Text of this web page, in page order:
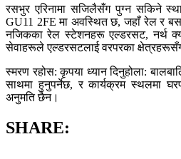
रसभुर एरिनामा सजिलैसँग पुग्न सकिने
GU11 2FE मा अवस्थित छ, जहाँ रेल र
नजिकका रेल स्टेशनहरू एल्डरसट, नर्थ
सेवाहरूले एल्डरसटलाई वरपरका
स्मरण रहोस: कृपया ध्यान दिनुहोला:
साथमा हुनुपर्नेछ, र कार्यक्रम स्थलमा
अनुमति छैन।
SHARE: